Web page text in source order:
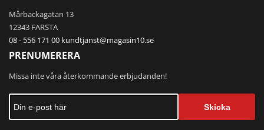
Mårbackagatan 13
12343 FARSTA
08 - 556 171 00 kundtjanst@magasin10.se
PRENUMERERA
Missa inte våra återkommande erbjudanden!
Skicka